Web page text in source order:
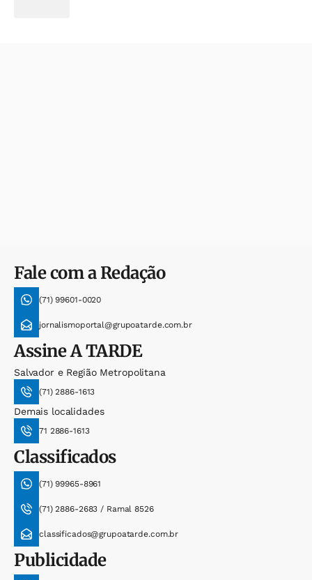
Fale com a Redação
(71) 99601-0020
jornalismoportal@grupoatarde.com.br
AssineA TARDE
Salvador e Região Metropolitana
(71) 2886-1613
Demais localidades
71 2886-1613
Classificados
(71) 99965-8961
(71) 2886-2683 / Ramal 8526
classificados@grupoatarde.com.br
Publicidade